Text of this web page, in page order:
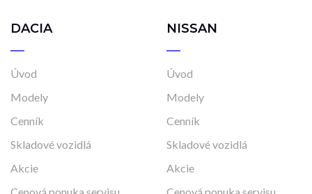
DACIA
Úvod
Modely
Cenník
Skladové vozidlá
Akcie
NISSAN
Úvod
Modely
Cenník
Skladové vozidlá
Akcie